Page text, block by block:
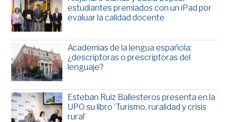
estudiantes premiados con un iPad por
evaluar la calidad docente
Academias de la lengua española:
¿descriptoras o prescriptoras del
lenguaje?
Esteban Ruiz Ballesteros presenta en la
UPO su libro ‘Turismo, ruralidad y crisis
rural’